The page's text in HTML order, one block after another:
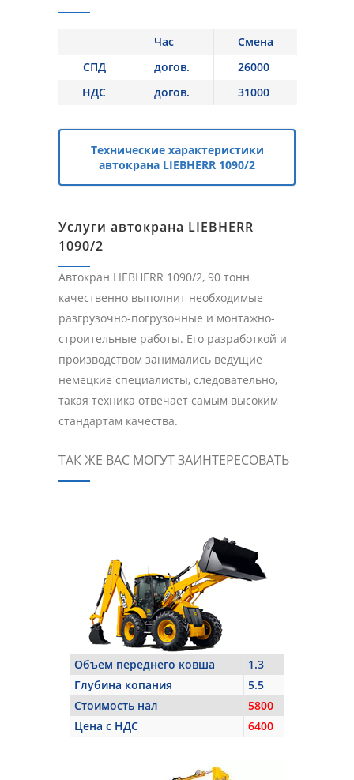
Час
Смена
СПД
догов.
26000
НДС
догов. 31000
Технические характеристики
автокрана LIEBHERR 1090/2
Услуги автокрана LIEBHERR
1090/2
Автокран LIEBHERR 1090/2, 90 тонн
качественно выполнит необходимые
разгрузочно-погрузочные и монтажно-
строительные работы. Его разработкой и
производством занимались ведущие
немецкие специалисты, следовательно,
такая техника отвечает самым высоким
стандартам качества.
ТАК ЖЕ ВАС МОГУТ ЗАИНТЕРЕСОВАТЬ
Объем переднего ковша
1.3
Глубина копания
5.5
Стоимость нал
5800
Цена с НДС
6400